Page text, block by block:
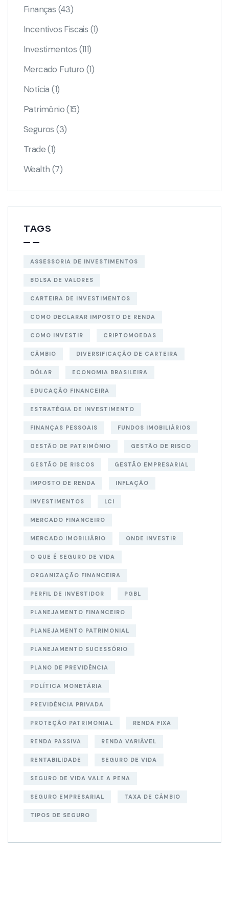
Finanças (43)
Incentivos Fiscais (1)
Investimentos (111)
Mercado Futuro (1)
Notícia (1)
Patrimônio (15)
Seguros (3)
Trade (1)
Wealth (7)
TAGS
ASSESSORIA DE INVESTIMENTOS
BOLSA DE VALORES
CARTEIRA DE INVESTIMENTOS
COMO DECLARAR IMPOSTO DE RENDA
COMO INVESTIR CRIPTOMOEDAS
CÂMBIO DIVERSIFICAÇÃO DE CARTEIRA
DÓLAR ECONOMIA BRASILEIRA
EDUCAÇÃO FINANCEIRA
ESTRATÉGIA DE INVESTIMENTO
FINANÇAS PESSOAIS FUNDOS IMOBILIÁRIOS
GESTÃO DE PATRIMÔNIO GESTÃO DE RISCO
GESTÃO DE RISCOS GESTÃO EMPRESARIAL
IMPOSTO DE RENDA INFLAÇÃO
INVESTIMENTOS LCI
MERCADO FINANCEIRO
MERCADO IMOBILIÁRIO ONDE INVESTIR
O QUE É SEGURO DE VIDA
ORGANIZAÇÃO FINANCEIRA
PERFIL DE INVESTIDOR PGBL
PLANEJAMENTO FINANCEIRO
PLANEJAMENTO PATRIMONIAL
PLANEJAMENTO SUCESSÓRIO
PLANO DE PREVIDÊNCIA
POLÍTICA MONETÁRIA
PREVIDÊNCIA PRIVADA
PROTEÇÃO PATRIMONIAL RENDA FIXA
RENDA PASSIVA RENDA VARIÁVEL
RENTABILIDADE SEGURO DE VIDA
SEGURO DE VIDA VALE A PENA
SEGURO EMPRESARIAL TAXA DE CÂMBIO
TIPOS DE SEGURO